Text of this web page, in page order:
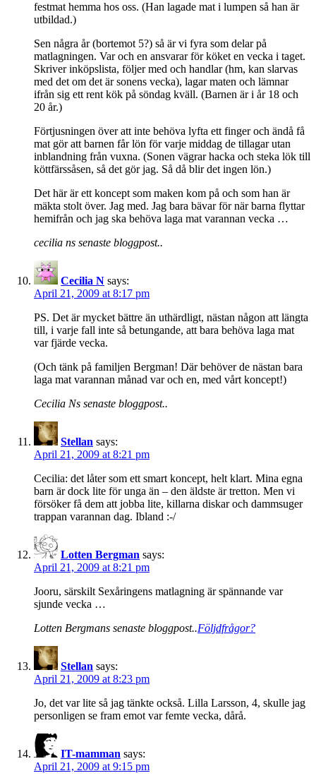
festmat hemma hos oss. (Han lagade mat i lumpen så han är
utbildad.)
Sen några år (bortemot 5?) så är vi fyra som delar på
matlagningen. Var och en ansvarar för köket en vecka i taget.
Skriver inköpslista, följer med och handlar (hm, kan slarvas
med det om det är sonens vecka), lagar maten och lämnar
ifrån sig ett rent kök på söndag kväll. (Barnen är i år 18 och
20 år.)
Förtjusningen över att inte behöva lyfta ett finger och ändå få
mat gör att barnen får lön för varje middag de tillagar utan
inblandning från vuxna. (Sonen vägrar hacka och steka lök till
köttfärssåsen, så det gör jag. Så då blir det ingen lön.)
Det här är ett koncept som maken kom på och som han är
mäkta stolt över. Jag med. Jag bara bävar för när barna flyttar
hemifrån och jag ska behöva laga mat varannan vecka …
cecilia ns senaste bloggpost..
Cecilia N says:
April 21, 2009 at 8:17 pm
PS. Det är mycket bättre än uthärdligt, nästan någon att längta
till, i varje fall inte så betungande, att bara behöva laga mat
var fjärde vecka.
(Och tänk på familjen Bergman! Där behöver de nästan bara
laga mat varannan månad var och en, med vårt koncept!)
Cecilia Ns senaste bloggpost..
Stellan says:
April 21, 2009 at 8:21 pm
Cecilia: det låter som ett smart koncept, helt klart. Mina egna
barn är dock lite för unga än – den äldste är tretton. Men vi
försöker få dem att jobba lite, killarna diskar och dammsuger
trappan varannan dag. Ibland :-/
Lotten Bergman says:
April 21, 2009 at 8:21 pm
Jooru, särskilt Sexåringens matlagning är spännande var
sjunde vecka …
Lotten Bergmans senaste bloggpost..Följdfrågor?
Stellan says:
April 21, 2009 at 8:23 pm
Jo, det var lite så jag tänkte också. Lilla Larsson, 4, skulle jag
personligen se fram emot var femte vecka, dårå.
IT-mamman says:
April 21, 2009 at 9:15 pm